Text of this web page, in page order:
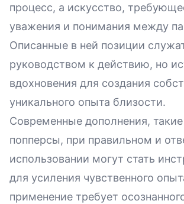
процесс, а искусство,
уважения и понимания между
Описанные в ней позиции
руководством к действию, но
вдохновения для создания
уникального опыта близости.
Современные дополнения, такие
попперсы, при правильном и
использовании могут стать
для усиления чувственного
применение требует